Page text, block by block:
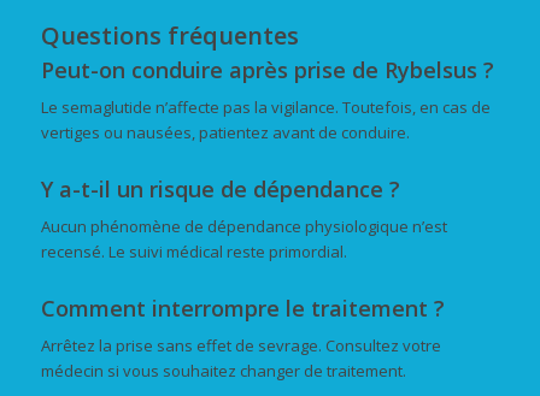
Questions fréquentes
Peut-on conduire après prise de Rybelsus ?
Le semaglutide n’affecte pas la vigilance. Toutefois, en cas de
vertiges ou nausées, patientez avant de conduire.
Y a-t-il un risque de dépendance ?
Aucun phénomène de dépendance physiologique n’est
recensé. Le suivi médical reste primordial.
Comment interrompre le traitement ?
Arrêtez la prise sans effet de sevrage. Consultez votre
médecin si vous souhaitez changer de traitement.